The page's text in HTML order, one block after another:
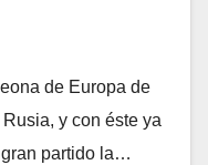
de Europa de
y con éste ya
partido la…